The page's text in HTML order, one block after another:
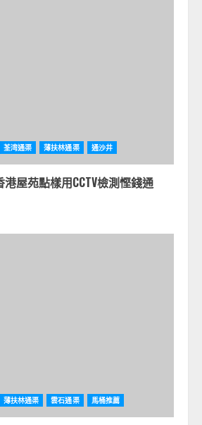
荃湾通渠 薄扶林通渠 通沙井
屋苑點樣用CCTV檢測慳錢通
薄扶林通渠 雲石通渠 馬桶推薦